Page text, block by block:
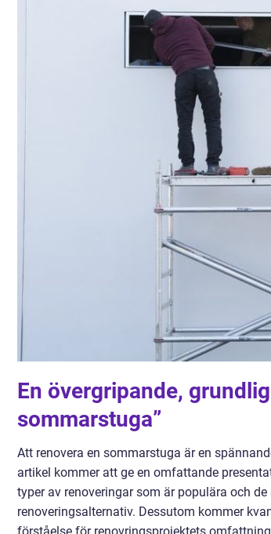
En övergripande,
sommarstuga”
Att renovera en sommarstuga är en
artikel kommer att ge en omfattande
typer av renoveringar som är populära och
renoveringsalternativ. Dessutom kommer